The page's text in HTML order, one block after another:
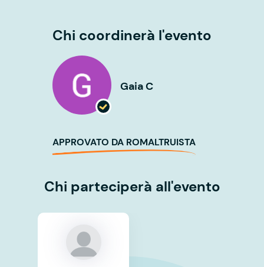
Chi coordinerà l'evento
Gaia C
APPROVATO DA ROMALTRUISTA
Chi parteciperà all'evento